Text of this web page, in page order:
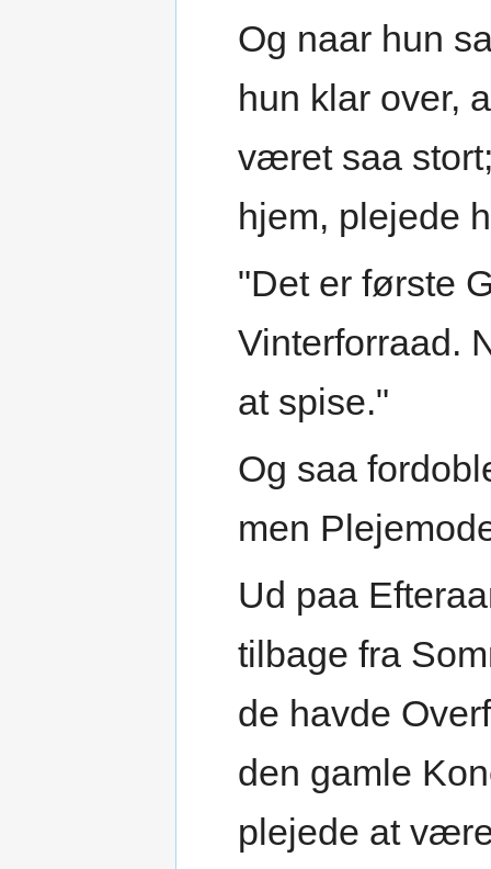
Og naar hun
hun klar over,
været saa
hjem, plejede
"Det er første
Vinterforraad.
at spise."
Og saa
men
Ud paa
tilbage fra
de havde
den gamle
plejede at